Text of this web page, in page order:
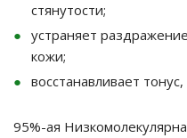
стянутости;
устраняет
кожи;
восстанавливает
95%-ая